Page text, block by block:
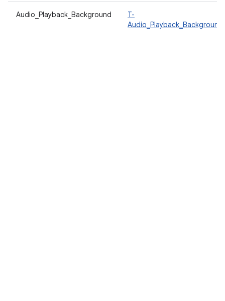
Audio_Playback_Background
T-
Audio_Playback_Background